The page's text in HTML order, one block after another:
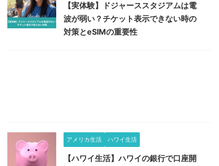
【実体験】ドジャーススタジアムは電
波が弱い？チケット表示できない時の
対策とeSIMの重要性
アメリカ生活 ハワイ生活
【ハワイ生活】ハワイの銀行で口座開